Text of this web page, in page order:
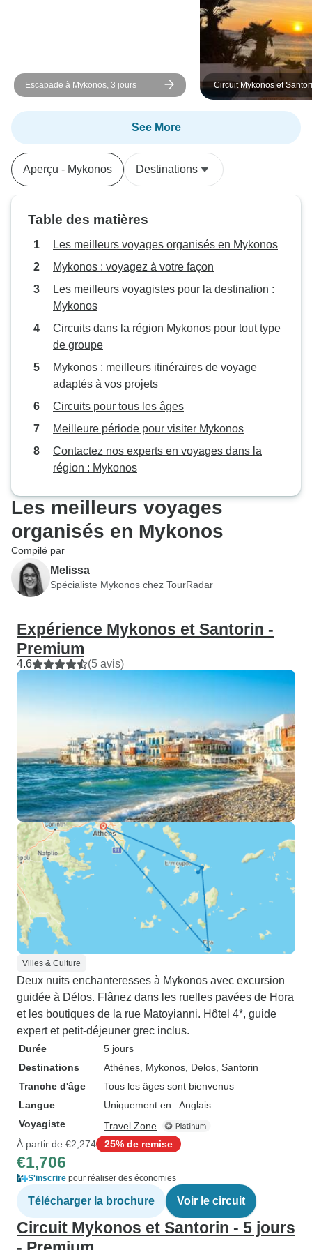
Escapade à Mykonos, 3 jours
Circuit Mykonos et
jours - Premium
See More
Aperçu - Mykonos Destinations
Table des matières
Les meilleurs voyages organisés en Mykonos
Mykonos : voyagez à votre façon
Les meilleurs voyagistes pour la destination :
Mykonos
Circuits dans la région Mykonos pour tout type
de groupe
Mykonos : meilleurs itinéraires de voyage
adaptés à vos projets
Circuits pour tous les âges
Meilleure période pour visiter Mykonos
Contactez nos experts en voyages dans la
région : Mykonos
Les meilleurs voyages
organisés en Mykonos
Compilé par
Melissa
Spécialiste Mykonos chez TourRadar
Expérience Mykonos et Santorin -
Premium
4.6 (5 avis)
Villes & Culture
Deux nuits enchanteresses à Mykonos avec excursion
guidée à Délos. Flânez dans les ruelles pavées de Hora
et les boutiques de la rue Matoyianni. Hôtel 4*, guide
expert et petit-déjeuner grec inclus.
Durée
5 jours
Destinations
Athènes , Mykonos , Delos , Santorin
Tranche d'âge
Tous les âges sont bienvenus
Langue
Uniquement en : Anglais
Voyagiste
Travel Zone
À partir de €2,274 25% de remise
€1,706
S'inscrire pour réaliser des économies
Télécharger la brochure Voir le circuit
Circuit Mykonos et Santorin - 5 jours